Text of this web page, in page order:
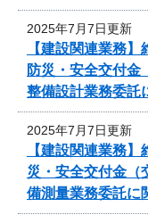
2025年7月7日更新
【建設関連業務
防災・安全交付
整備設計業務委託
2025年7月7日更新
【建設関連業務
災・安全交付金
備測量業務委託に